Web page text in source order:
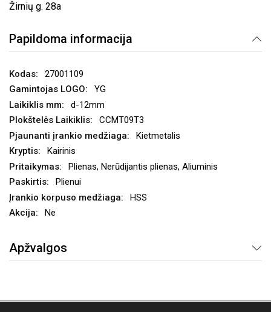
Žirnių g. 28a
Papildoma informacija
27001109
YG
d-12mm
CCMT09T3
Kietmetalis
Kairinis
Plienas, Nerūdijantis plienas, Aliuminis
Plienui
HSS
Ne
Apžvalgos